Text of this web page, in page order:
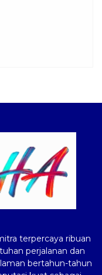
terpercaya ribuan
perjalanan dan
bertahun-tahun